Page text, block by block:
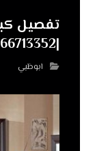
تفصيل
|0566713352|
ابوظبي